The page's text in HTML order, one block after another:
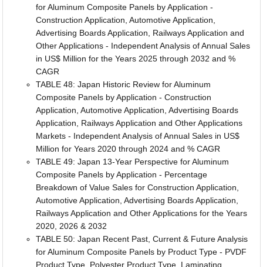
for Aluminum Composite Panels by Application -
Construction Application, Automotive Application,
Advertising Boards Application, Railways Application and
Other Applications - Independent Analysis of Annual Sales
in US$ Million for the Years 2025 through 2032 and %
CAGR
TABLE 48: Japan Historic Review for Aluminum
Composite Panels by Application - Construction
Application, Automotive Application, Advertising Boards
Application, Railways Application and Other Applications
Markets - Independent Analysis of Annual Sales in US$
Million for Years 2020 through 2024 and % CAGR
TABLE 49: Japan 13-Year Perspective for Aluminum
Composite Panels by Application - Percentage
Breakdown of Value Sales for Construction Application,
Automotive Application, Advertising Boards Application,
Railways Application and Other Applications for the Years
2020, 2026 & 2032
TABLE 50: Japan Recent Past, Current & Future Analysis
for Aluminum Composite Panels by Product Type - PVDF
Product Type, Polyester Product Type, Laminating